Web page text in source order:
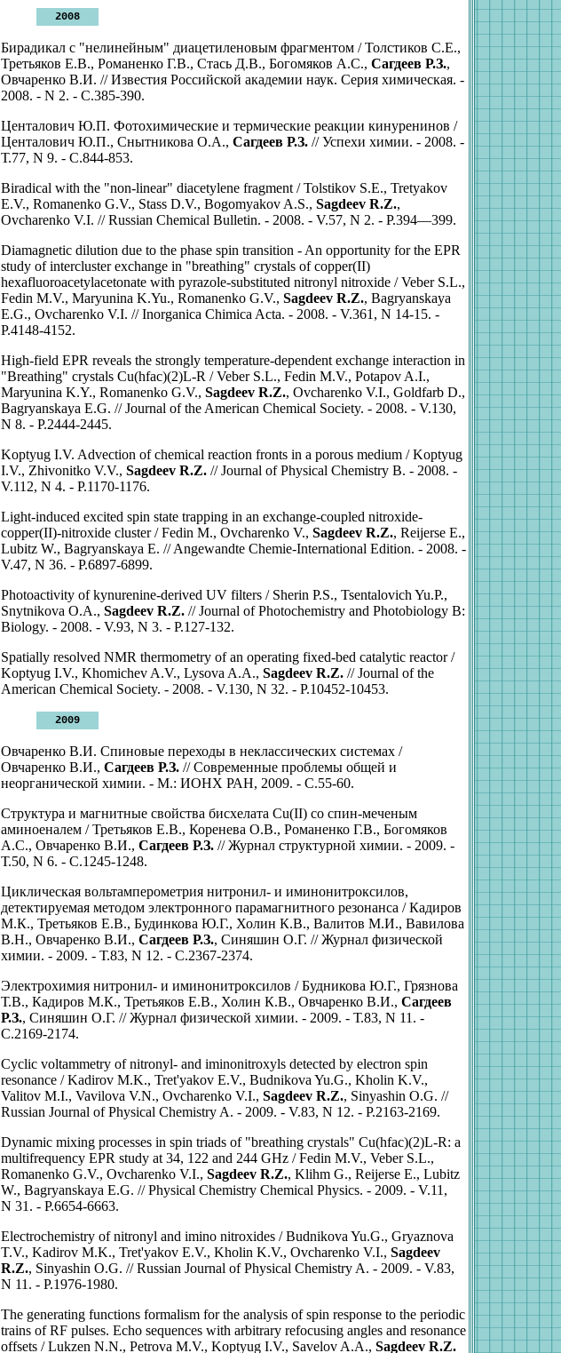
2008
Бирадикал с "нелинейным" диацетиленовым фрагментом / Толстиков С.Е.,
Третьяков Е.В., Романенко Г.В., Стась Д.В., Богомяков А.С., Сагдеев Р.З.,
Овчаренко В.И. // Известия Российской академии наук. Серия химическая. -
2008. - N 2. - С.385-390.
Центалович Ю.П. Фотохимические и термические реакции кинуренинов /
Центалович Ю.П., Снытникова О.А., Сагдеев Р.З. // Успехи химии. - 2008. -
Т.77, N 9. - С.844-853.
Biradical with the "non-linear" diacetylene fragment / Tolstikov S.E., Tretyakov
E.V., Romanenko G.V., Stass D.V., Bogomyakov A.S., Sagdeev R.Z.,
Ovcharenko V.I. // Russian Chemical Bulletin. - 2008. - V.57, N 2. - P.394—399.
Diamagnetic dilution due to the phase spin transition - An opportunity for the EPR
study of intercluster exchange in "breathing" crystals of copper(II)
hexafluoroacetylacetonate with pyrazole-substituted nitronyl nitroxide / Veber S.L.,
Fedin M.V., Maryunina K.Yu., Romanenko G.V., Sagdeev R.Z., Bagryanskaya
E.G., Ovcharenko V.I. // Inorganica Chimica Acta. - 2008. - V.361, N 14-15. -
P.4148-4152.
High-field EPR reveals the strongly temperature-dependent exchange interaction in
"Breathing" crystals Cu(hfac)(2)L-R / Veber S.L., Fedin M.V., Potapov A.I.,
Maryunina K.Y., Romanenko G.V., Sagdeev R.Z., Ovcharenko V.I., Goldfarb D.,
Bagryanskaya E.G. // Journal of the American Chemical Society. - 2008. - V.130,
N 8. - P.2444-2445.
Koptyug I.V. Advection of chemical reaction fronts in a porous medium / Koptyug
I.V., Zhivonitko V.V., Sagdeev R.Z. // Journal of Physical Chemistry B. - 2008. -
V.112, N 4. - P.1170-1176.
Light-induced excited spin state trapping in an exchange-coupled nitroxide-
copper(II)-nitroxide cluster / Fedin M., Ovcharenko V., Sagdeev R.Z., Reijerse E.,
Lubitz W., Bagryanskaya E. // Angewandte Chemie-International Edition. - 2008. -
V.47, N 36. - P.6897-6899.
Photoactivity of kynurenine-derived UV filters / Sherin P.S., Tsentalovich Yu.P.,
Snytnikova O.A., Sagdeev R.Z. // Journal of Photochemistry and Photobiology B:
Biology. - 2008. - V.93, N 3. - P.127-132.
Spatially resolved NMR thermometry of an operating fixed-bed catalytic reactor /
Koptyug I.V., Khomichev A.V., Lysova A.A., Sagdeev R.Z. // Journal of the
American Chemical Society. - 2008. - V.130, N 32. - P.10452-10453.
2009
Овчаренко В.И. Спиновые переходы в неклассических системах /
Овчаренко В.И., Сагдеев Р.З. // Современные проблемы общей и
неорганической химии. - М.: ИОНХ РАН, 2009. - С.55-60.
Структура и магнитные свойства бисхелата Cu(II) со спин-меченым
аминоеналем / Третьяков Е.В., Коренева О.В., Романенко Г.В., Богомяков
А.С., Овчаренко В.И., Сагдеев Р.З. // Журнал структурной химии. - 2009. -
Т.50, N 6. - С.1245-1248.
Циклическая вольтамперометрия нитронил- и иминонитроксилов,
детектируемая методом электронного парамагнитного резонанса / Кадиров
М.К., Третьяков Е.В., Будинкова Ю.Г., Холин К.В., Валитов М.И., Вавилова
В.Н., Овчаренко В.И., Сагдеев Р.З., Синяшин О.Г. // Журнал физической
химии. - 2009. - Т.83, N 12. - С.2367-2374.
Электрохимия нитронил- и иминонитроксилов / Будникова Ю.Г., Грязнова
Т.В., Кадиров М.К., Третьяков Е.В., Холин К.В., Овчаренко В.И., Сагдеев
Р.З., Синяшин О.Г. // Журнал физической химии. - 2009. - Т.83, N 11. -
С.2169-2174.
Cyclic voltammetry of nitronyl- and iminonitroxyls detected by electron spin
resonance / Kadirov M.K., Tret'yakov E.V., Budnikova Yu.G., Kholin K.V.,
Valitov M.I., Vavilova V.N., Ovcharenko V.I., Sagdeev R.Z., Sinyashin O.G. //
Russian Journal of Physical Chemistry A. - 2009. - V.83, N 12. - P.2163-2169.
Dynamic mixing processes in spin triads of "breathing crystals" Cu(hfac)(2)L-R: a
multifrequency EPR study at 34, 122 and 244 GHz / Fedin M.V., Veber S.L.,
Romanenko G.V., Ovcharenko V.I., Sagdeev R.Z., Klihm G., Reijerse E., Lubitz
W., Bagryanskaya E.G. // Physical Chemistry Chemical Physics. - 2009. - V.11,
N 31. - P.6654-6663.
Electrochemistry of nitronyl and imino nitroxides / Budnikova Yu.G., Gryaznova
T.V., Kadirov M.K., Tret'yakov E.V., Kholin K.V., Ovcharenko V.I., Sagdeev
R.Z., Sinyashin O.G. // Russian Journal of Physical Chemistry A. - 2009. - V.83,
N 11. - P.1976-1980.
The generating functions formalism for the analysis of spin response to the periodic
trains of RF pulses. Echo sequences with arbitrary refocusing angles and resonance
offsets / Lukzen N.N., Petrova M.V., Koptyug I.V., Savelov A.A., Sagdeev R.Z.